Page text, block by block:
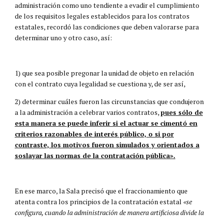
administración como uno tendiente a evadir el cumplimiento
de los requisitos legales establecidos para los contratos
estatales, recordó las condiciones que deben valorarse para
determinar uno y otro caso, así:
1) que sea posible pregonar la unidad de objeto en relación
con el contrato cuya legalidad se cuestiona y, de ser así,
2) determinar cuáles fueron las circunstancias que condujeron
a la administración a celebrar varios contratos,pues sólo de
esta manera se puede inferir si el actuar se cimentó en
criterios razonables de interés público, o si por
contraste, los motivos fueron simulados y orientados a
soslayar las normas de la contratación pública».
En ese marco, la Sala precisó que el fraccionamiento que
atenta contra los principios de la contratación estatal «se
configura, cuando la administración de manera artificiosa divide la